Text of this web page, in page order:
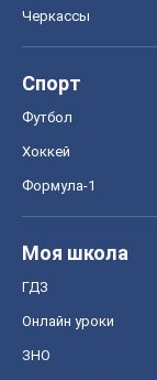
Черкассы
Спорт
Футбол
Хоккей
Формула-1
Моя школа
ГДЗ
Онлайн уроки
ЗНО